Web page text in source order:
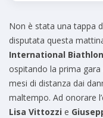
Non è stata una tappa
disputata questa
International
ospitando la prima
mesi di distanza dai
maltempo. Ad onorare
Lisa Vittozzi e